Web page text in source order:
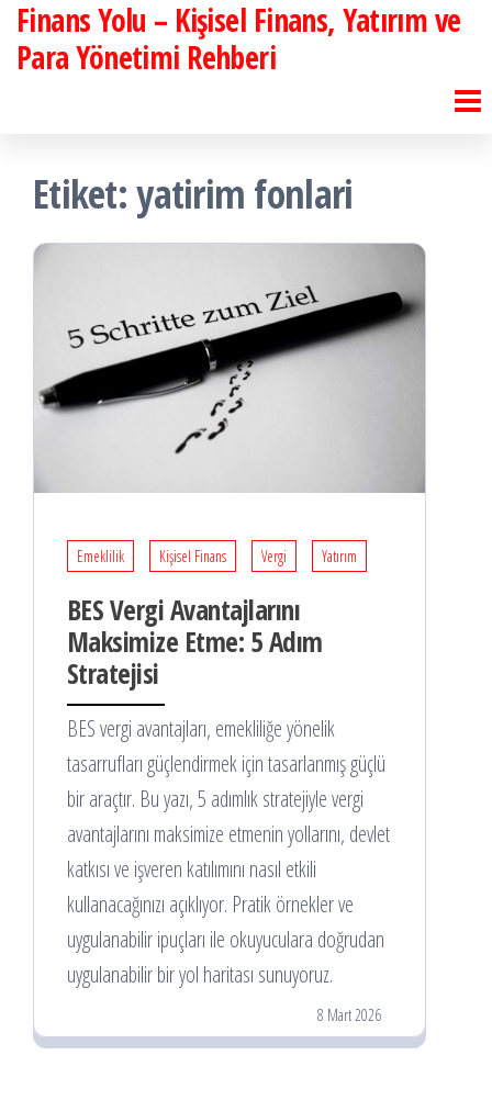
İçeriğe
atla
Finans Yolu – Kişisel Finans, Yatırım ve
Para Yönetimi Rehberi
Etiket:yatirim fonlari
Emeklilik Kişisel Finans Vergi Yatırım
BES Vergi Avantajlarını
Maksimize Etme: 5 Adım
Stratejisi
BES vergi avantajları, emekliliğe yönelik
tasarrufları güçlendirmek için tasarlanmış güçlü
bir araçtır. Bu yazı, 5 adımlık stratejiyle vergi
avantajlarını maksimize etmenin yollarını, devlet
katkısı ve işveren katılımını nasıl etkili
kullanacağınızı açıklıyor. Pratik örnekler ve
uygulanabilir ipuçları ile okuyuculara doğrudan
uygulanabilir bir yol haritası sunuyoruz.
8 Mart 2026